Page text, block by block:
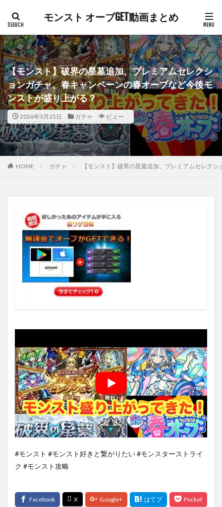
モンスト オーブGET動画まとめ
【モンスト】破界の星墓追加、プレミアムセレクシ
ョンガチャ、春キャンペーンの春オーブなど今後モ
ンストが盛り上がる？
2026年3月25日 ガチャ ビュー
HOME ガチャ 【モンスト】破界の星墓追加、プレミアムセレク
#モンスト #モンスト好きと繋がりたい #モンスターストライ
ク #モンスト攻略